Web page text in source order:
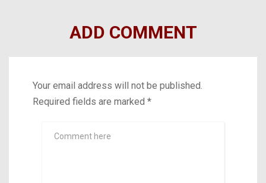
ADD COMMENT
Your email address will not be published.
Required fields are marked *